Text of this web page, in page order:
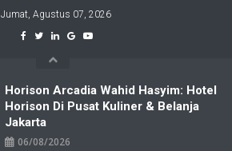
Jumat, Agustus 07, 2026
Horison Arcadia Wahid Hasyim: Hotel
Horison Di Pusat Kuliner & Belanja
Jakarta
06/08/2026